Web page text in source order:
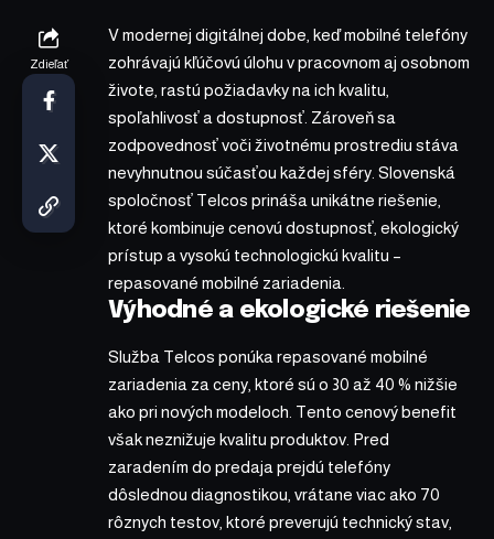
Zdieľať
V modernej digitálnej dobe, keď mobilné telefóny
zohrávajú kľúčovú úlohu v pracovnom aj osobnom
živote, rastú požiadavky na ich kvalitu,
spoľahlivosť a dostupnosť. Zároveň sa
zodpovednosť voči životnému prostrediu stáva
nevyhnutnou súčasťou každej sféry. Slovenská
spoločnosť Telcos prináša unikátne riešenie,
ktoré kombinuje cenovú dostupnosť, ekologický
prístup a vysokú technologickú kvalitu –
repasované mobilné zariadenia.
Výhodné a ekologické riešenie
Služba Telcos ponúka repasované mobilné
zariadenia za ceny, ktoré sú o 30 až 40 % nižšie
ako pri nových modeloch. Tento cenový benefit
však neznižuje kvalitu produktov. Pred
zaradením do predaja prejdú telefóny
dôslednou diagnostikou, vrátane viac ako 70
rôznych testov, ktoré preverujú technický stav,